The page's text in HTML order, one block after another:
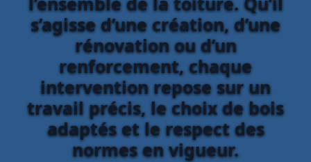
s’agisse d’une création, d’une
rénovation ou d’un
renforcement, chaque
intervention repose sur un
travail précis, le choix de bois
adaptés et le respect des
normes en vigueur.